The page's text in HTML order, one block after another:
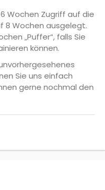
Wochen Zugriff auf die
8 Wochen ausgelegt.
„Puffer“, falls Sie
können.
Sie uns einfach
gerne nochmal den